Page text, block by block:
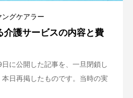
グケアラー
介護サービスの内容と費
に公開した記事を、一旦閉鎖し
日再掲したものです。当時の実